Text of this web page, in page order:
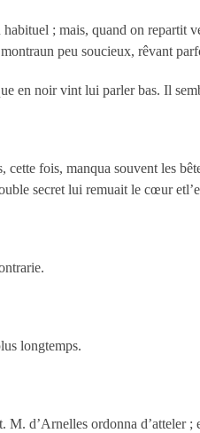
; mais, quand on repartit
peu soucieux, rêvant
en noir vint lui parler bas. Il
fois, manqua souvent les
secret lui remuait le cœur
longtemps.
d’Arnelles ordonna d’atteler